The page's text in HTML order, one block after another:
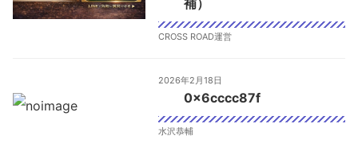
CROSS ROAD運営
2026年2月18日
0x6cccc87f
水沢恭輔